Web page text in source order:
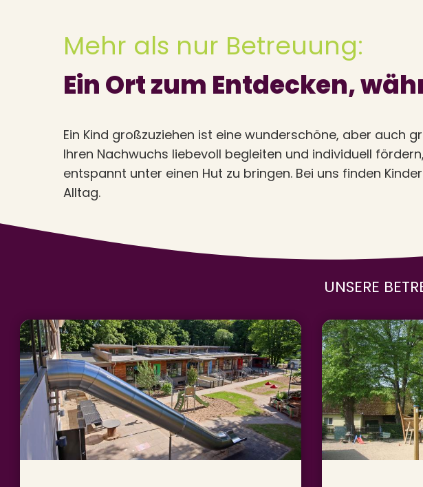
Mehr als nur Betreuung:
Ein Ort zum Entdecken,
Ein Kind großzuziehen ist eine wunderschöne, aber auch
Ihren Nachwuchs liebevoll begleiten und individuell
entspannt unter einen Hut zu bringen. Bei uns finden
Alltag.
UNSERE